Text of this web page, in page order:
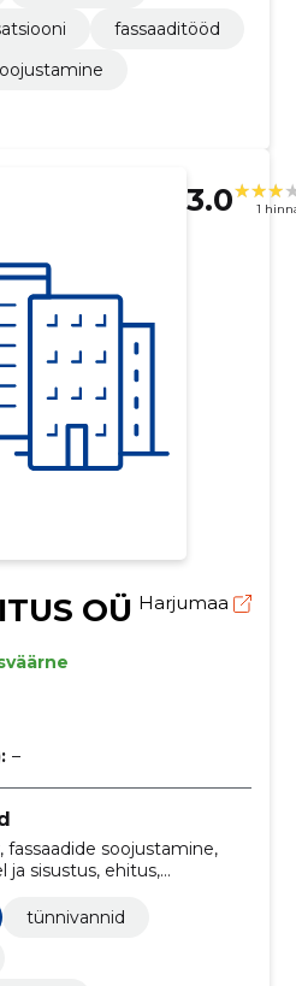
fassaaditööd
3.0 1
OÜ Harjumaa
–
soojustamine,
ja sisustus, ehitus,
tünnivannid